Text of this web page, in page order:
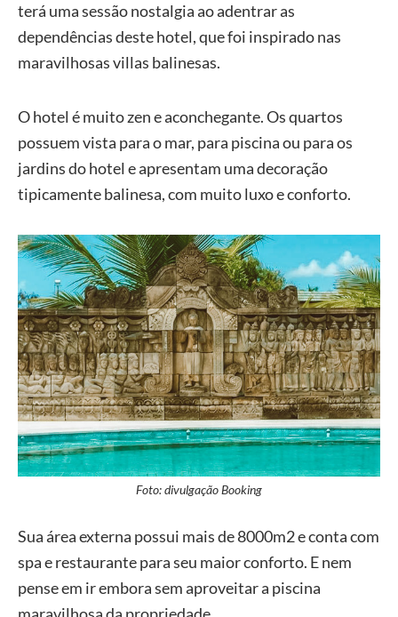
terá uma sessão nostalgia ao adentrar as
dependências deste hotel, que foi inspirado nas
maravilhosas villas balinesas.
O hotel é muito zen e aconchegante. Os quartos
possuem vista para o mar, para piscina ou para os
jardins do hotel e apresentam uma decoração
tipicamente balinesa, com muito luxo e conforto.
Foto: divulgação Booking
Sua área externa possui mais de 8000m2 e conta com
spa e restaurante para seu maior conforto. E nem
pense em ir embora sem aproveitar a piscina